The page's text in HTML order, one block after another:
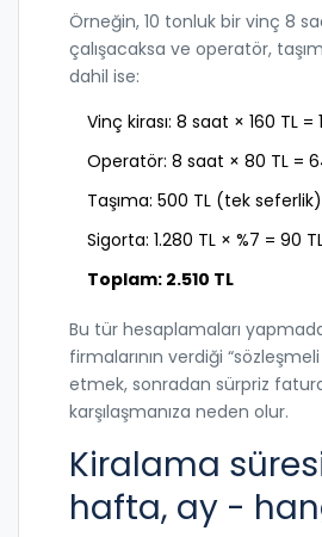
Örneğin, 10 tonluk bir vinç 8
çalışacaksa ve operatör,
dahil ise:
Vinç kirası: 8 saat × 160 TL =
Operatör: 8 saat × 80 TL =
Taşıma: 500 TL (tek seferlik)
Sigorta: 1.280 TL × %7 = 90
Toplam: 2.510 TL
Bu tür hesaplamaları
firmalarının verdiği
etmek, sonradan sürpriz
karşılaşmanıza neden olur.
Kiralama
hafta, ay -